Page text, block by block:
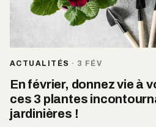
ACTUALITÉS · 3 FÉV
En février, donnez vie à
ces 3 plantes
jardinières !